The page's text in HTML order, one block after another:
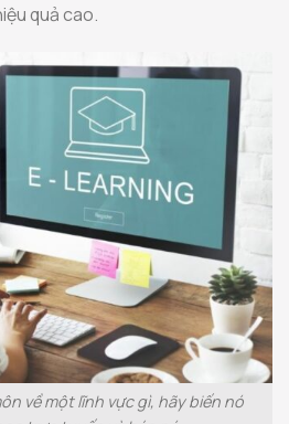
quả cao.
về một lĩnh vực gì, hãy biến nó